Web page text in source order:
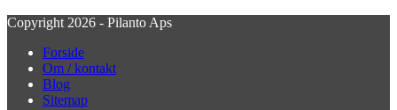
Copyright 2026 - Pilanto Aps
Forside
Om / kontakt
Blog
Sitemap